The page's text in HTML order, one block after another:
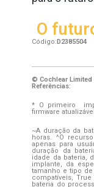
O
Código: D2385504
© Cochlear Limited
Referências:
* O primeiro
firmware
~A duração da
horas. ^O
apenas para
duração da
idade da bateria,
implante, da
tamanho e tipo
compatíveis,
bateria do